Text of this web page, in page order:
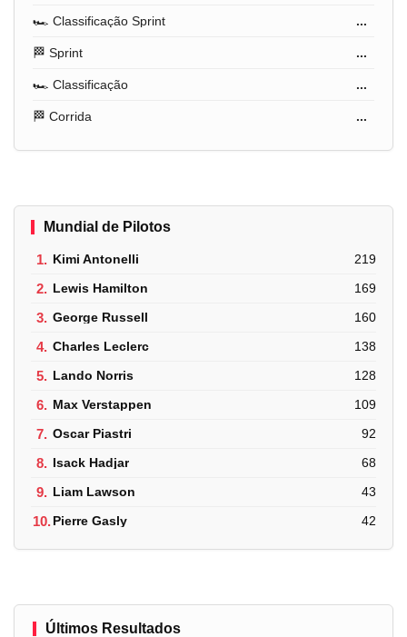
🏎️ Classificação Sprint ...
🏁 Sprint ...
🏎️ Classificação ...
🏁 Corrida ...
Mundial de Pilotos
1. Kimi Antonelli 219
2. Lewis Hamilton 169
3. George Russell 160
4. Charles Leclerc 138
5. Lando Norris 128
6. Max Verstappen 109
7. Oscar Piastri 92
8. Isack Hadjar 68
9. Liam Lawson 43
10.Pierre Gasly 42
Últimos Resultados